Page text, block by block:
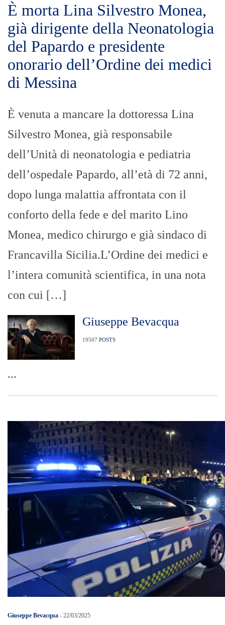
È morta Lina Silvestro Monea,
già dirigente della Neonatologia
del Papardo e presidente
onorario dell’Ordine dei medici
di Messina
È venuta a mancare la dottoressa Lina
Silvestro Monea, già responsabile
dell’Unità di neonatologia e pediatria
dell’ospedale Papardo, all’età di 72 anni,
dopo lunga malattia affrontata con il
conforto della fede e del marito Lino
Monea, medico chirurgo e già sindaco di
Francavilla Sicilia.L’Ordine dei medici e
l’intera comunità scientifica, in una nota
con cui […]
Giuseppe Bevacqua
19507 POSTS
...
Giuseppe Bevacqua - 22/03/2025